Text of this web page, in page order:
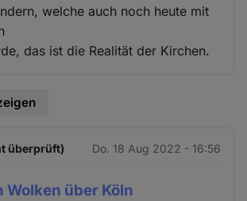
welche auch noch heute mit
das ist die Realität der Kirchen.
überprüft) Do. 18 Aug 2022 - 16:56
Wolken über Köln